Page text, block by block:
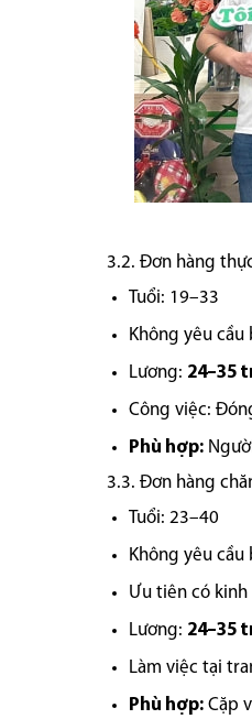
3.2. Đơn hàng
Tuổi: 19–33
Không yêu
Lương: 24–35
Công việc:
Phù hợp:
3.3. Đơn hàng
Tuổi: 23–40
Không yêu cầu
Ưu tiên có
Lương: 24–35
Làm việc tại
Phù hợp: Cặp